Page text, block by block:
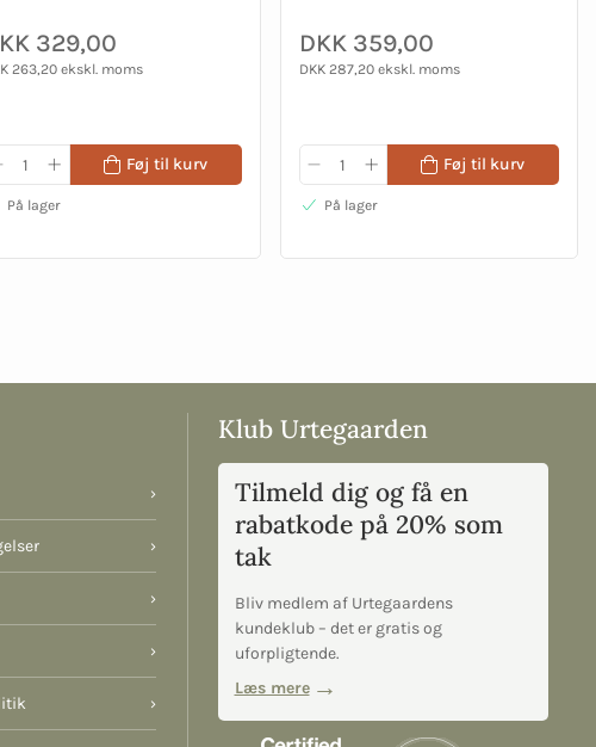
329,00
263,20 ekskl. moms
Føj til kurv
På lager
DKK 359,00
DKK 287,20 ekskl. moms
Føj til kurv
På lager
›
›
›
›
›
Klub Urtegaarden
Tilmeld dig og få en
rabatkode på 20% som
tak
Bliv medlem af Urtegaardens
kundeklub – det er gratis og
uforpligtende.
Læs mere